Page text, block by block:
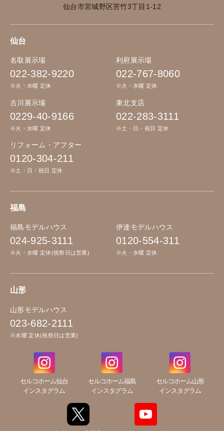
仙台市宮城野区苦竹3丁目1-12
仙台
名取展示場
022-382-9220
※火・水曜 定休
利府展示場
022-767-8060
※火・水曜 定休
古川展示場
0229-40-9166
※火・水曜 定休
東北支店
022-283-3111
※土・日・祝日 定休
リフォーム・アフター
0120-304-211
※土・日・祝日 定休
福島
福島モデルハウス
024-925-3111
※火・水曜 定休(祝祭日は営業)
伊達モデルハウス
0120-554-311
※火・水曜 定休
山形
山形モデルハウス
023-682-2111
※水曜 定休(祝祭日は営業)
セルコホーム仙台
インスタグラム
セルコホーム福島
インスタグラム
セルコホーム山形
インスタグラム